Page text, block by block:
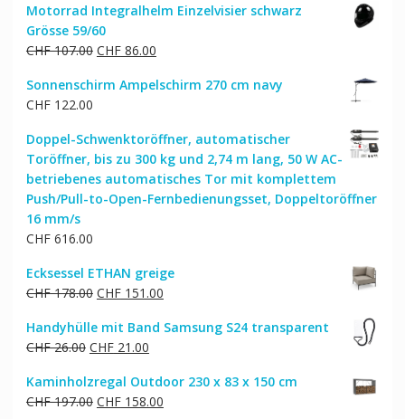
Motorrad Integralhelm Einzelvisier schwarz
Grösse 59/60
CHF107.00 Ursprünglicher
war:
CHF86.00Aktueller
ist:
Sonnenschirm Ampelschirm 270 cm navy
CHF122.00
Doppel-Schwenktoröffner, automatischer
Toröffner, bis zu 300 kg und 2,74 m lang, 50 W AC-
betriebenes automatisches Tor mit komplettem
Push/Pull-to-Open-Fernbedienungsset, Doppeltoröffner
16 mm/s
CHF616.00
Ecksessel ETHAN greige
CHF178.00 Ursprünglicher
war:
CHF 178.00
CHF151.00Aktueller
ist:
Handyhülle mit Band Samsung S24 transparent
CHF26.00 Ursprünglicher
war:
CHF 26.00
CHF21.00Aktueller
ist:
CHF 21.00.
Kaminholzregal Outdoor 230 x 83 x 150 cm
CHF197.00 Ursprünglicher
CHF158.00Aktueller